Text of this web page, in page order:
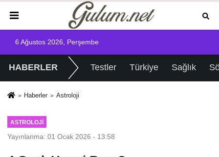
6 Ağustos 2026, Perşembe
HABERLER Testler Türkiye Sağlık
Haberler Astroloji
ASTROLOJI
Yayınlanma: 01 Ocak 2026 - 13:58